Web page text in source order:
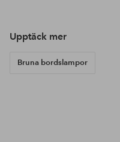
Upptäck mer
Bruna bordslampor